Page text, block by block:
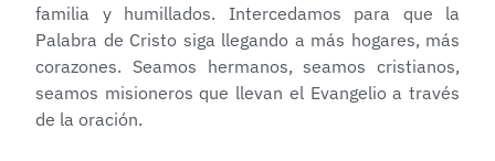
familia y humillados. Intercedamos para que la
Palabra de Cristo siga llegando a más hogares, más
corazones. Seamos hermanos, seamos cristianos,
seamos misioneros que llevan el Evangelio a través
de la oración.